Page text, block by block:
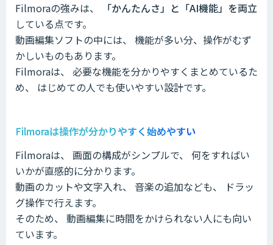
Filmoraの強みは、
「かんたんさ」と「AI機能」を両立
している点です。
動画編集ソフトの中には、 機能が多い分、操作がむず
かしいものもあります。
Filmoraは、 必要な機能を分かりやすくまとめているた
め、 はじめての人でも使いやすい設計です。
Filmoraは操作が分かりやすく始めやすい
Filmoraは、 画面の構成がシンプルで、 何をすればい
いかが直感的に分かります。
動画のカットや文字入れ、 音楽の追加なども、 ドラッ
グ操作で行えます。
そのため、 動画編集に時間をかけられない人にも向い
ています。